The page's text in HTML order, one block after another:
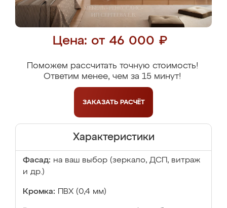
Цена: от 46 000 ₽
Поможем рассчитать точную стоимость!
Ответим менее, чем за 15 минут!
ЗАКАЗАТЬ РАСЧЁТ
Характеристики
Фасад: на ваш выбор (зеркало, ДСП, витраж
и др.)
Кромка: ПВХ (0,4 мм)